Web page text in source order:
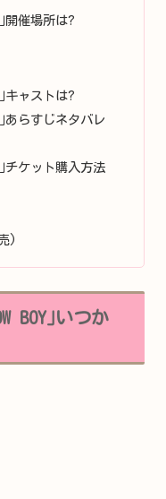
開催場所は?
キャストは?
あらすじネタバレ
チケット購入方法
)
BOY｣いつか